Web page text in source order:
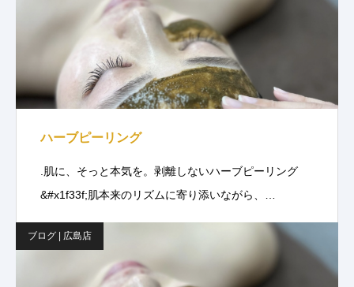
ハーブピーリング
.肌に、そっと本気を。剥離しないハーブピーリング
&#x1f33f;肌本来のリズムに寄り添いながら、…
ブログ | 広島店